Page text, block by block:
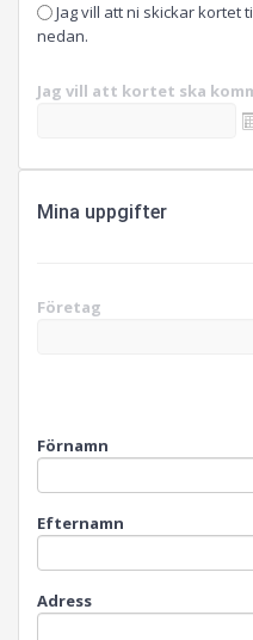
Jag vill att ni skickar kortet
nedan.
Jag vill att kortet ska
Mina uppgifter
Företag
Förnamn
Efternamn
Adress